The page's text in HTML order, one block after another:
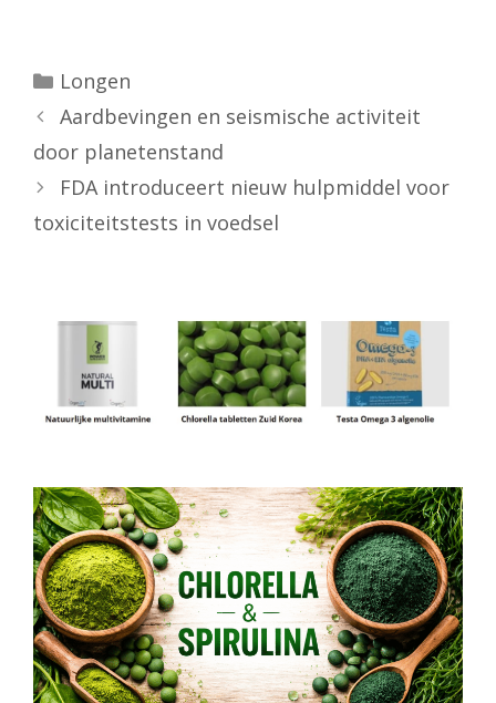
Categorieën
Longen
Aardbevingen en seismische activiteit
door planetenstand
FDA introduceert nieuw hulpmiddel voor
toxiciteitstests in voedsel